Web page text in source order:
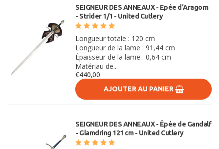
SEIGNEUR DES ANNEAUX - Epée d'Aragorn
- Strider 1/1 - United Cutlery
Longueur totale : 120 cm
Longueur de la lame : 91,44 cm
Épaisseur de la lame : 0,64 cm
Matériau de...
€440,00
AJOUTER AU PANIER
SEIGNEUR DES ANNEAUX - Épée de Gandalf
- Glamdring 121 cm - United Cutlery